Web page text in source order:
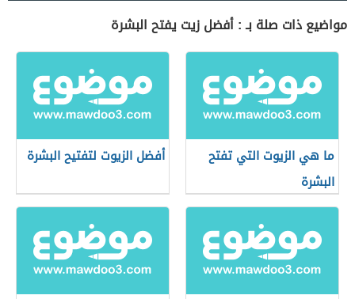
مواضيع ذات صلة بـ : أفضل زيت يفتح البشرة
ما هي الزيوت التي تفتح
البشرة
أفضل الزيوت لتفتيح البشرة